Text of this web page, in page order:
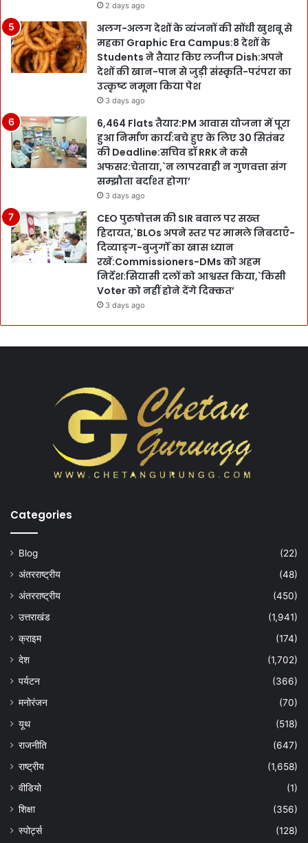
2 days ago
अलग-अलग देशों के व्यंजनों की सोंधी खुशबू से
महका Graphic Era Campus:8 देशों के
Students ने तैयार किए लजीज Dish:अपने
देशों की खान-पान से जुड़ी संस्कृति-परंपरा का
उत्कृष्ट नमूना किया पेश
3 days ago
6,464 Flats तैयार:PM आवास योजना में पूरा
हुआ निर्माण कार्य:बचे हुए के लिए 30 सितंबर
की Deadline:सचिव डॉ RRK ने कसे
अफसर:चेताया,`न लापरवाही न गुणवत्ता संग
सम्झौता बर्दाश्त होगा’
3 days ago
CEO पुरुषोत्तम की SIR बवाल पर सख्त
हिदायत,`BLOs अपने स्तर पर मामले निबटाएँ-
दिव्याङ्ग-बुजुर्गों का खास ध्यान
रखें:Commissioners-DMs को अहम
निर्देश:सियासी दलों को आश्वस्त किया,`किसी
Voter को नहीं होने देंगे दिक्कत’
3 days ago
Categories
Blog
(22)
अंतरराष्ट्रीय
(48)
अंतरराष्ट्रीय
(450)
उत्तराखंड
(1,941)
क्राइम
(174)
देश
(1,702)
पर्यटन
(366)
मनोरंजन
(70)
यूथ
(518)
राजनीति
(647)
राष्ट्रीय
(1,658)
वीडियो
(1)
शिक्षा
(356)
स्पोर्ट्स
(128)